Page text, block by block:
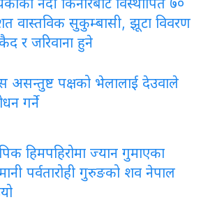
वास्तविक सुकुम्बासी, झूटा विवरण
र जरिवाना हुने
असन्तुष्ट पक्षको भेलालाई देउवाले
गर्ने
पिक हिमपहिरोमा ज्यान गुमाएका
पर्वतारोही गुरुङको शव नेपाल